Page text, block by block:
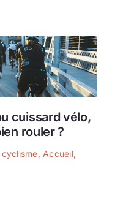
cuissard vélo,
rouler ?
, Accueil,